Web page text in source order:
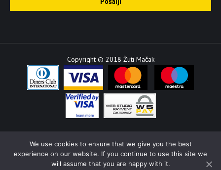
Copyright © 2018 Žuti Mačak
We use cookies to ensure that we give you the best
experience on our website. If you continue to use this site we
will assume that you are happy with it.